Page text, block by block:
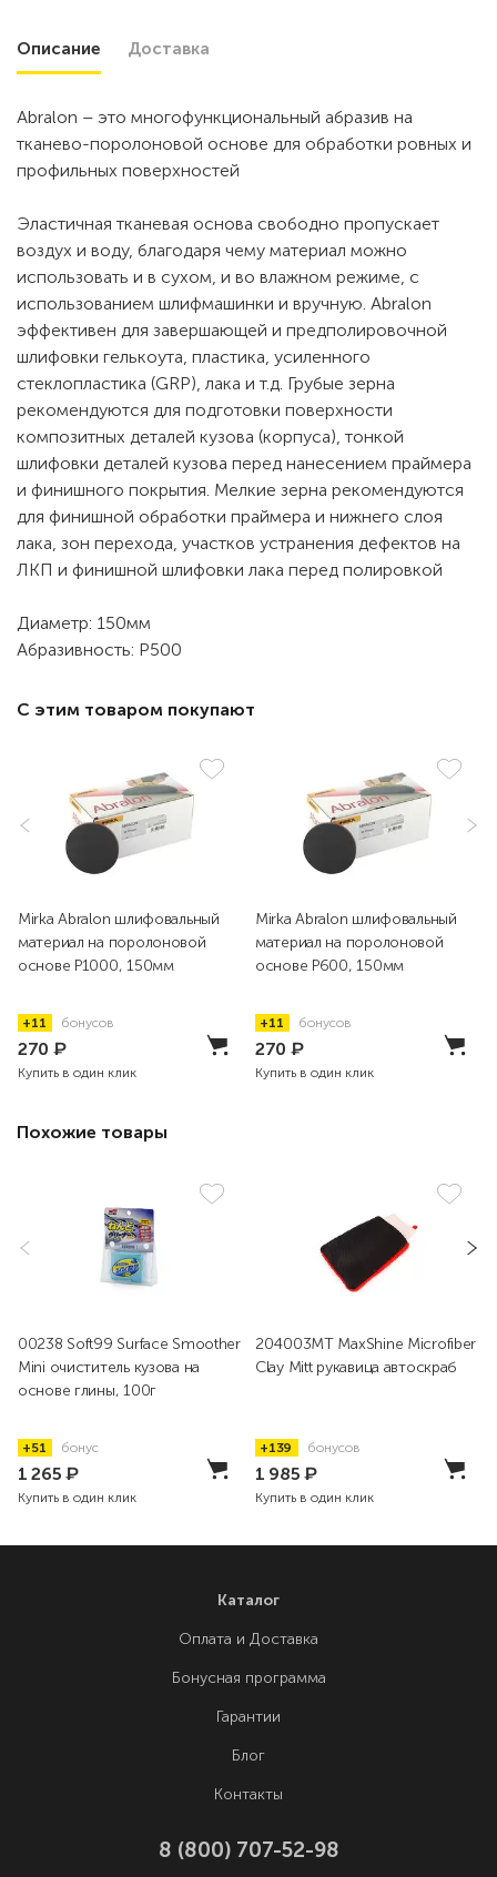
Описание Доставка
Abralon – это многофункциональный абразив на
тканево-поролоновой основе для обработки ровных и
профильных поверхностей
Эластичная тканевая основа свободно пропускает
воздух и воду, благодаря чему материал можно
использовать и в сухом, и во влажном режиме, с
использованием шлифмашинки и вручную. Abralon
эффективен для завершающей и предполировочной
шлифовки гелькоута, пластика, усиленного
стеклопластика (GRP), лака и т.д. Грубые зерна
рекомендуются для подготовки поверхности
композитных деталей кузова (корпуса), тонкой
шлифовки деталей кузова перед нанесением праймера
и финишного покрытия. Мелкие зерна рекомендуются
для финишной обработки праймера и нижнего слоя
лака, зон перехода, участков устранения дефектов на
ЛКП и финишной шлифовки лака перед полировкой
Диаметр: 150мм
Абразивность: Р500
С этим товаром покупают
Mirka Abralon шлифовальный
материал на поролоновой
основе P1000, 150мм
+11 бонусов
270 ₽
Купить в один клик
Mirka Abralon шлифовальный
материал на поролоновой
основе P600, 150мм
+11 бонусов
270 ₽
Купить в один клик
Похожие товары
00238 Soft99 Surface Smoother
Mini очиститель кузова на
основе глины, 100г
+51 бонус
1 265₽
Купить в один клик
204003MT MaxShine Microfiber
Clay Mitt рукавица автоскраб
+139 бонусов
1 985₽
Купить в один клик
Каталог
Оплата и Доставка
Бонусная программа
Гарантии
Блог
Контакты
8 (800) 707-52-98